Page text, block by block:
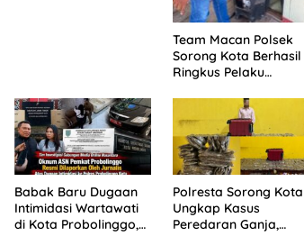
Team Macan Polsek
Sorong Kota Berhasil
Ringkus Pelaku
Babak Baru Dugaan
Intimidasi Wartawati
di Kota Probolinggo,
Polresta Sorong Kota
Ungkap Kasus
Peredaran Ganja,